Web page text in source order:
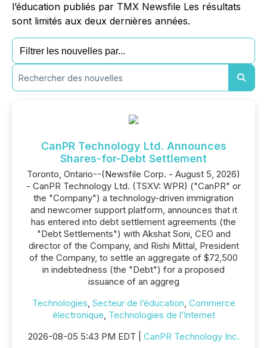
l’éducation publiés par TMX Newsfile Les résultats
sont limités aux deux dernières années.
CanPR Technology Ltd. Announces
Shares-for-Debt Settlement
Toronto, Ontario--(Newsfile Corp. - August 5, 2026)
- CanPR Technology Ltd. (TSXV: WPR) ("CanPR" or
the "Company") a technology-driven immigration
and newcomer support platform, announces that it
has entered into debt settlement agreements (the
"Debt Settlements") with Akshat Soni, CEO and
director of the Company, and Rishi Mittal, President
of the Company, to settle an aggregate of $72,500
in indebtedness (the "Debt") for a proposed
issuance of an aggreg
Technologies, Secteur de l’éducation, Commerce
électronique, Technologies de l’Internet
2026-08-05 5:43 PM EDT | CanPR Technology Inc.